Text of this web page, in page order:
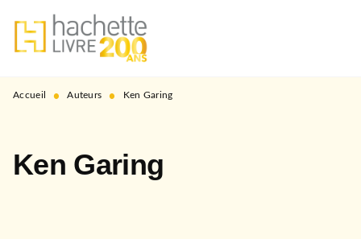
MENU RECHERCHE
PIED DE PAGE
Accueil • Auteurs • Ken Garing
Ken Garing